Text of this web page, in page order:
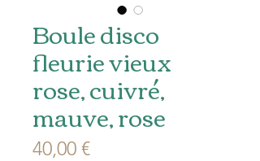
Boule disco
fleurie vieux
rose, cuivré,
mauve, rose
40,00 €Prix